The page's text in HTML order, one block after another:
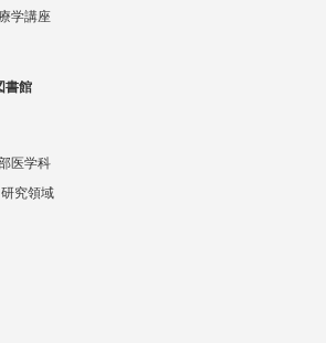
学講座
書館
医学科
究領域